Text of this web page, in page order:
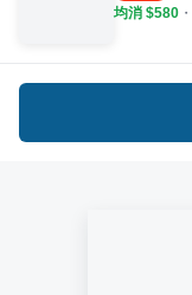
均消 $580 ・